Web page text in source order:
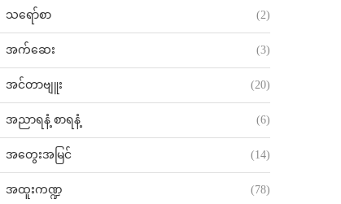
သရော်စာ (2)
အက်ဆေး (3)
အင်တာဗျူး (20)
အညာရနံ့ စာရနံ့ (6)
အတွေးအမြင် (14)
အထူးကဏ္ဍ (78)